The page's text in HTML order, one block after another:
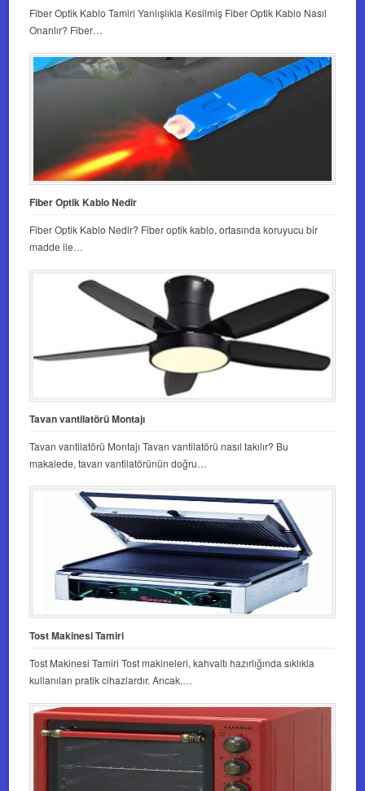
Fiber Optik Kablo Tamiri Yanlışlıkla Kesilmiş Fiber Optik Kablo Nasıl
Onarılır? Fiber…
Fiber Optik Kablo Nedir
Fiber Optik Kablo Nedir? Fiber optik kablo, ortasında koruyucu bir
madde ile…
Tavan vantilatörü Montajı
Tavan vantilatörü Montajı Tavan vantilatörü nasıl takılır? Bu
makalede, tavan vantilatörünün doğru…
Tost Makinesi Tamiri
Tost Makinesi Tamiri Tost makineleri, kahvaltı hazırlığında sıklıkla
kullanılan pratik cihazlardır. Ancak,…